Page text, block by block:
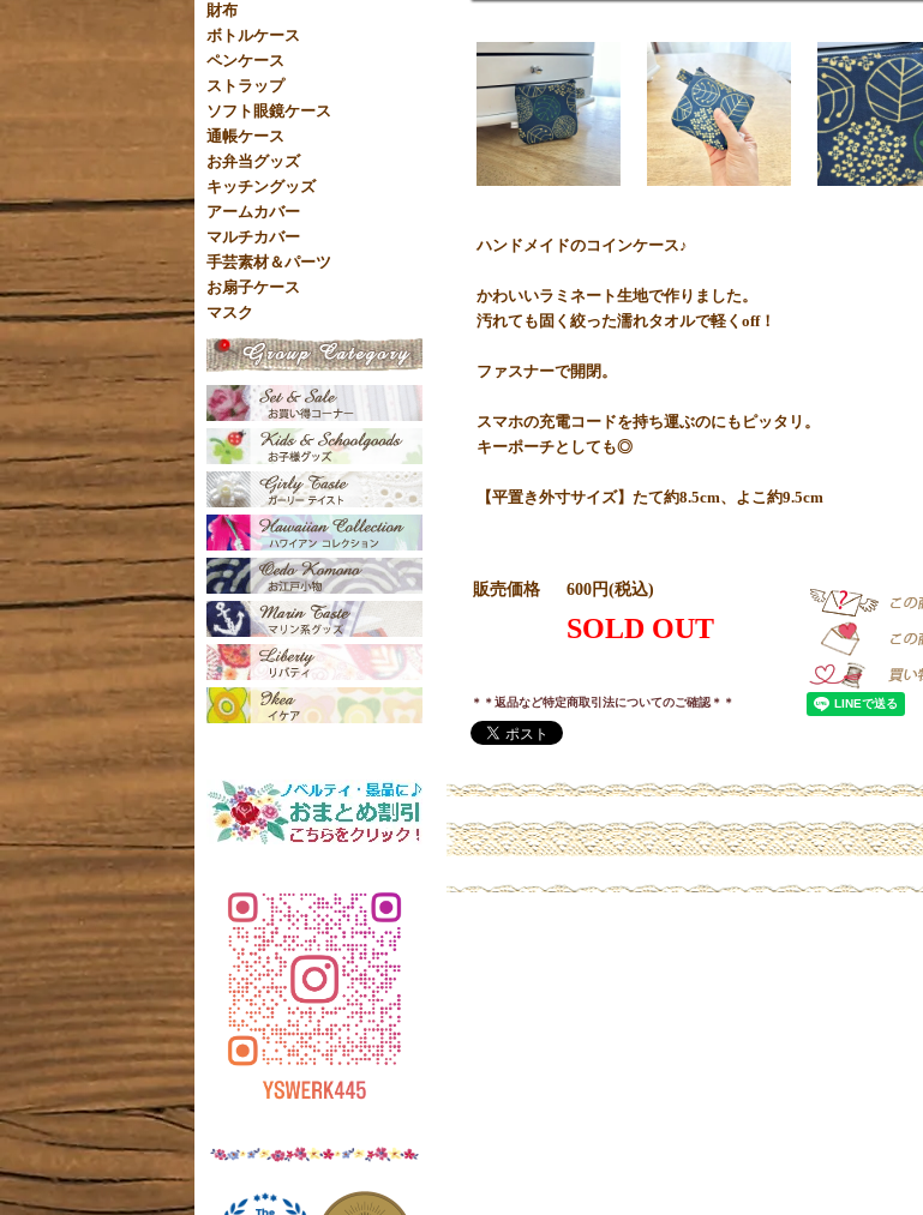
ハンドメイドのコインケース♪
かわいいラミネート生地で作りました。
汚れても固く絞った濡れタオルで軽くoff！
ファスナーで開閉。
スマホの充電コードを持ち運ぶのにもピッタリ。
キーポーチとしても◎
【平置き外寸サイズ】たて約8.5cm、よこ約9.5cm
販売価格 600円(税込)
SOLD OUT
＊＊返品など特定商取引法についてのご確認＊＊
財布
ボトルケース
ペンケース
ストラップ
ソフト眼鏡ケース
通帳ケース
お弁当グッズ
キッチングッズ
アームカバー
マルチカバー
手芸素材＆パーツ
お扇子ケース
マスク